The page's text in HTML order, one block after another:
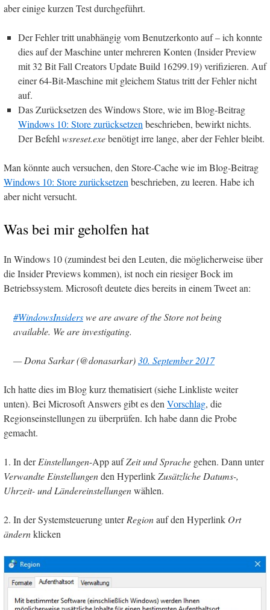
aber einige kurzen Test durchgeführt.
Der Fehler tritt unabhängig vom Benutzerkonto auf – ich konnte
dies auf der Maschine unter mehreren Konten (Insider Preview
mit 32 Bit Fall Creators Update Build 16299.19) verifizieren. Auf
einer 64-Bit-Maschine mit gleichem Status tritt der Fehler nicht
auf.
Das Zurücksetzen des Windows Store, wie im Blog-Beitrag
Windows 10: Store zurücksetzen beschrieben, bewirkt nichts.
Der Befehl wsreset.exebenötigt irre lange, aber der Fehler bleibt.
Man könnte auch versuchen, den Store-Cache wie im Blog-Beitrag
Windows 10: Store zurücksetzen beschrieben, zu leeren. Habe ich
aber nicht versucht.
Was bei mir geholfen hat
In Windows 10 (zumindest bei den Leuten, die möglicherweise über
die Insider Previews kommen), ist noch ein riesiger Bock im
Betriebssystem. Microsoft deutete dies bereits in einem Tweet an:
#WindowsInsiderswe are aware of the Store not being
available. We are investigating.
— Dona Sarkar (@donasarkar)30. September 2017
Ich hatte dies im Blog kurz thematisiert (siehe Linkliste weiter
unten). Bei Microsoft Answers gibt es den Vorschlag, die
Regionseinstellungen zu überprüfen. Ich habe dann die Probe
gemacht.
1. In derEinstellungen-App aufZeit und Sprache gehen. Dann unter
Verwandte Einstellungenden HyperlinkZusätzliche Datums-,
Uhrzeit- und Ländereinstellungenwählen.
2. In der Systemsteuerung unterRegionauf den Hyperlink Ort
ändernklicken